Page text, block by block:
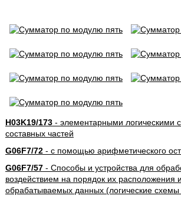
H03K19/173- элементарными логическими
составных частей
G06F7/72- с помощью арифметического
G06F7/57- Способы и устройства для
воздействием на порядок их расположения
обрабатываемых данных (логические